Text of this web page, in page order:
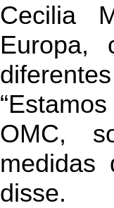
Cecilia
Europa,
OMC,
medidas
disse.